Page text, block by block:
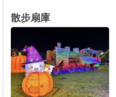
散步扇庫